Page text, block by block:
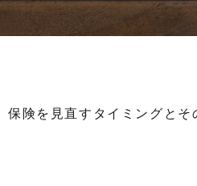
保険を見直すタイミングとそ